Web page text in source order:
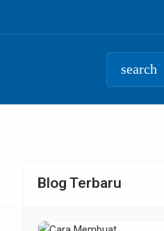
search
Blog Terbaru